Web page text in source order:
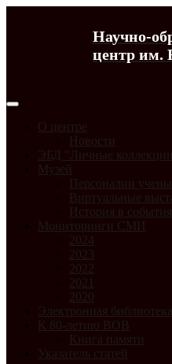
Научно-
центр им.
О центре
Новости
ЭБД "Личные коллекции"
Музей
Персоналии
Виртуальные
История в
Мониторинги СМИ
2024
2023
2022
2021
2020
Электронная библиотека
К 80-летию ВОВ
Книга памяти
Указатель статей